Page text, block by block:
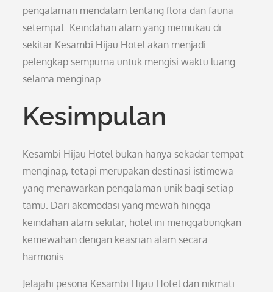
pengalaman mendalam tentang flora dan fauna
setempat. Keindahan alam yang memukau di
sekitar Kesambi Hijau Hotel akan menjadi
pelengkap sempurna untuk mengisi waktu luang
selama menginap.
Kesimpulan
Kesambi Hijau Hotel bukan hanya sekadar tempat
menginap, tetapi merupakan destinasi istimewa
yang menawarkan pengalaman unik bagi setiap
tamu. Dari akomodasi yang mewah hingga
keindahan alam sekitar, hotel ini menggabungkan
kemewahan dengan keasrian alam secara
harmonis.
Jelajahi pesona Kesambi Hijau Hotel dan nikmati